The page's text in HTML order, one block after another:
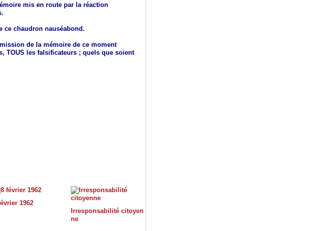
mis en route par la réaction
ce chaudron nauséabond.
de la mémoire de ce moment
TOUS les falsificateurs ; quels que soient
1962
Irresponsabilité citoyen
ne